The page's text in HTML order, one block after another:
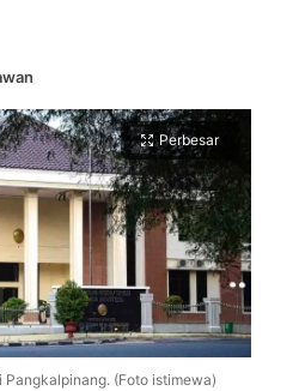
Perbesar
(Foto istimewa)